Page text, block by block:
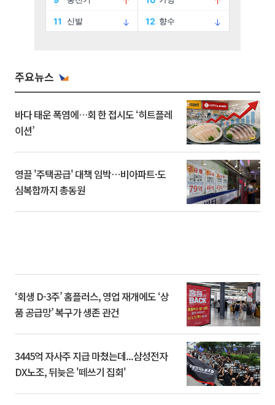
주요뉴스
바다 태운 폭염에…회 한 접시도 ‘히트플레
이션’
영끌 '주택공급' 대책 임박⋯비아파트·도
심복합까지 총동원
‘회생 D-3주’ 홈플러스, 영업 재개에도 ‘상
품 공급망’ 복구가 생존 관건
3445억 자사주 지급 마쳤는데...삼성전자
DX노조, 뒤늦은 '떼쓰기 집회'